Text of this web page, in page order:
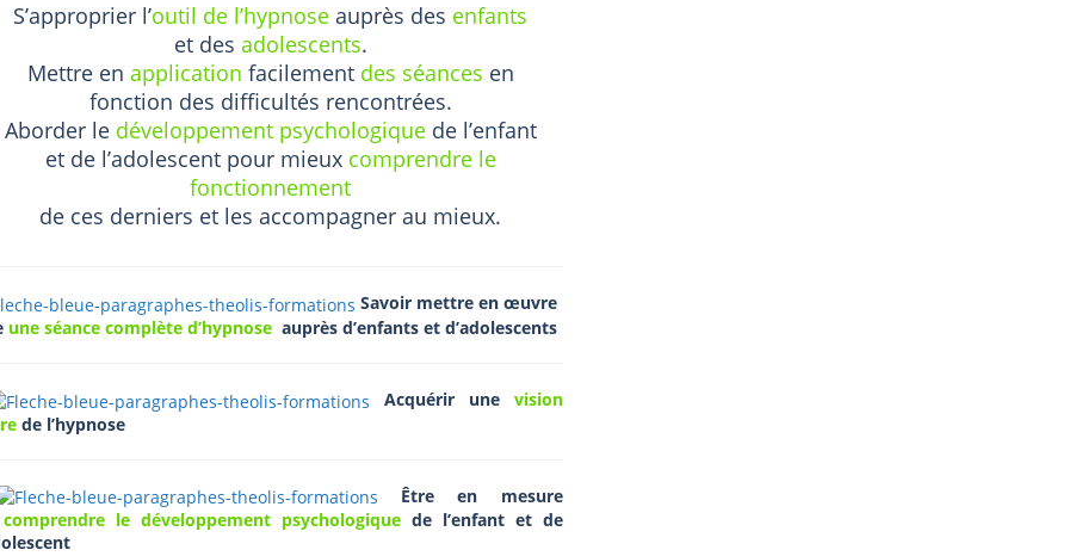
S’approprier l’outil de l’hypnose auprès des enfants
et des adolescents.
Mettre en application facilement des séances en
fonction des difficultés rencontrées.
Aborder le développement psychologiquede l’enfant
et de l’adolescent pour mieux comprendre le
fonctionnement
de ces derniers et les accompagner au mieux.
Savoir mettre en œuvre
une séance complète d’hypnose auprès d’enfants et d’adolescents
Acquérir une vision
de l’hypnose
Être en mesure
comprendre le développement psychologiquede l’enfant et de